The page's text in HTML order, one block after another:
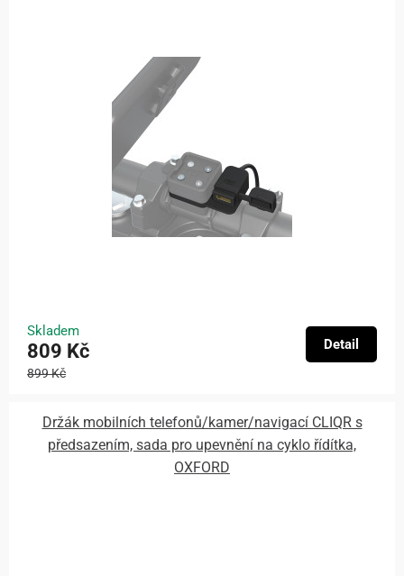
Skladem
809 Kč
899 Kč
Detail
Držák mobilních telefonů/kamer/navigací CLIQR s
předsazením, sada pro upevnění na cyklo řídítka,
OXFORD